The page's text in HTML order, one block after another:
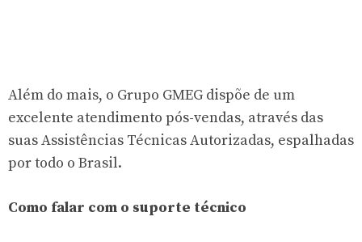
Além do mais, o Grupo GMEG dispõe de um
excelente atendimento pós-vendas, através das
suas Assistências Técnicas Autorizadas, espalhadas
por todo o Brasil.
Como falar com o suporte técnico